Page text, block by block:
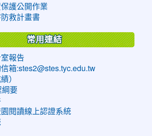
保護公開作業
防救計畫書
常用連結
室報告
箱:stes2@stes.tyc.edu.tw
）
綱要
閱讀線上認證系統